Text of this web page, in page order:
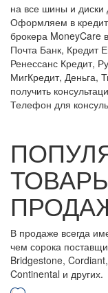
на все шины и диски
Оформляем в кредит
брокера MoneyCare
Почта Банк, Кредит
Ренессанс Кредит,
МигКредит, Деньга,
получить
Телефон для
В продаже всегда
чем сорока
Bridgestone,
Continental и других.